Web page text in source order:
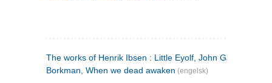
The works of Henrik Ibsen : Little Eyolf, John Gabriel
Borkman, When we dead awaken (engelsk)